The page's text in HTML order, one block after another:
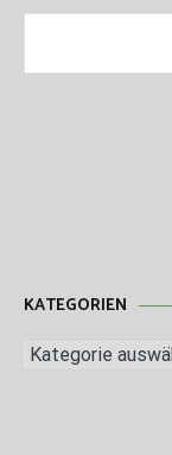
KATEGORIEN
Kategorien